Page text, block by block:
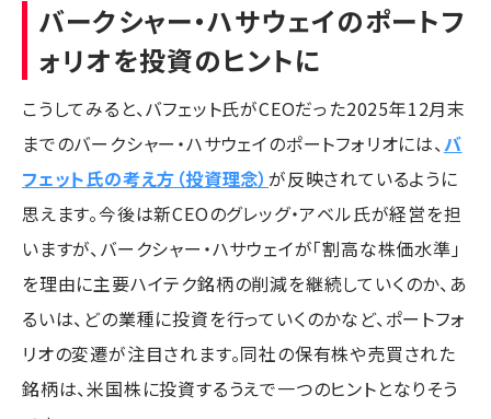
バークシャー・ハサウェイのポートフ
ォリオを投資のヒントに
こうしてみると、バフェット氏がCEOだった2025年12月末
までのバークシャー・ハサウェイのポートフォリオには、バ
フェット氏の考え方（投資理念）が反映されているように
思えます。今後は新CEOのグレッグ・アベル氏が経営を担
いますが、バークシャー・ハサウェイが「割高な株価水準」
を理由に主要ハイテク銘柄の削減を継続していくのか、あ
るいは、どの業種に投資を行っていくのかなど、ポートフォ
リオの変遷が注目されます。同社の保有株や売買された
銘柄は、米国株に投資するうえで一つのヒントとなりそう